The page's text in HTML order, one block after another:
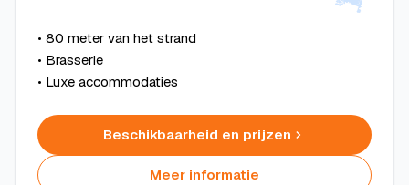
• 80 meter van het strand
• Brasserie
• Luxe accommodaties
Beschikbaarheid en prijzen
Meer informatie